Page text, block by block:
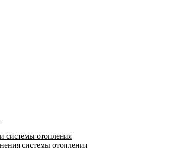
системы отопления
системы отопления